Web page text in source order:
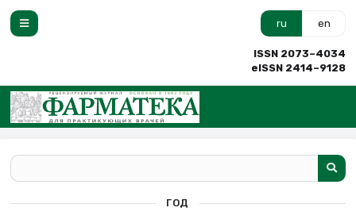
ru en
ISSN 2073–4034
eISSN 2414–9128
ГОД